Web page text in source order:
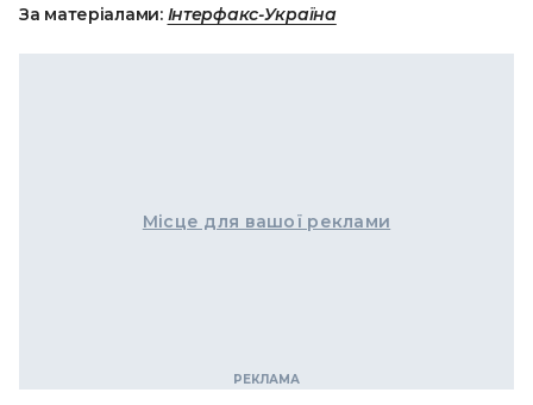
За матеріалами: Інтерфакс-Україна
Місце для вашої реклами